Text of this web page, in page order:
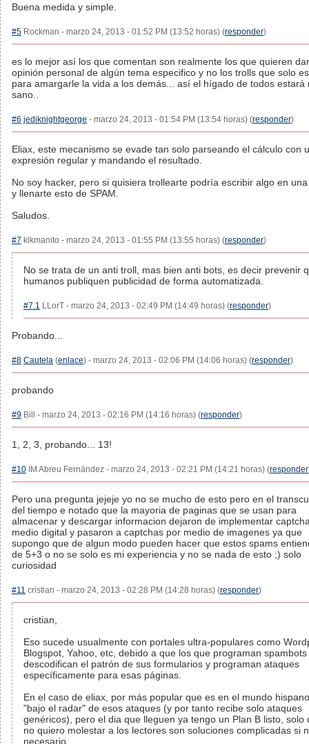
Buena medida y simple.
#5 Rockman - marzo 24, 2013 - 01:52 PM (13:52 horas) (responder)
es lo mejor así los que comentan son realmente los que quieren
opinión personal de algún tema especifico y no los trolls que solo
para amargarle la vida a los demás... así el hígado de todos estará
sano..
#6 jediknightgeorge - marzo 24, 2013 - 01:54 PM (13:54 horas) (responder)
Eliax, este mecanismo se evade tan solo parseando el cálculo con
expresión regular y mandando el resultado.
No soy hacker, pero si quisiera trollearte podría escribir algo en
y llenarte esto de SPAM.
Saludos.
#7 klkmanito - marzo 24, 2013 - 01:55 PM (13:55 horas) (responder)
No se trata de un anti troll, mas bien anti bots, es decir prevenir
humanos publiquen publicidad de forma automatizada.
#7.1 LLorT - marzo 24, 2013 - 02:49 PM (14:49 horas) (responder)
Probando...
#8 Cautela (enlace) - marzo 24, 2013 - 02:06 PM (14:06 horas) (responder)
probando
#9 Bill - marzo 24, 2013 - 02:16 PM (14:16 horas) (responder)
1, 2, 3, probando... 13!
#10 IM Abreu Fernández - marzo 24, 2013 - 02:21 PM (14:21 horas) (responder
Pero una pregunta jejeje yo no se mucho de esto pero en el
del tiempo e notado que la mayoria de paginas que se usan para
almacenar y descargar informacion dejaron de implementar
medio digital y pasaron a captchas por medio de imagenes ya que
supongo que de algun modo pueden hacer que estos spams
de 5+3 o no se solo es mi experiencia y no se nada de esto ;) solo
curiosidad
#11 cristian - marzo 24, 2013 - 02:28 PM (14:28 horas) (responder)
cristian,
Eso sucede usualmente con portales ultra-populares como
Blogspot, Yahoo, etc, debido a que los que programan spambots
descodifican el patrón de sus formularios y programan ataques
específicamente para esas páginas.
En el caso de eliax, por más popular que es en el mundo
"bajo el radar" de esos ataques (y por tanto recibe solo ataques
genéricos), pero el dia que lleguen ya tengo un Plan B listo, solo
no quiero molestar a los lectores son soluciones complicadas si
necesario...